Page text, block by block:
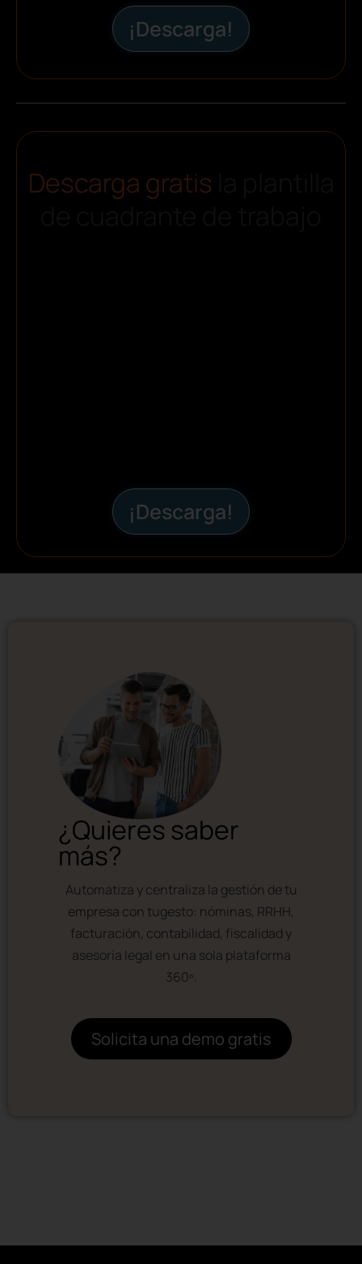
¡Descarga!
Descarga gratis
¡Descarga!
¿Quieres saber
más?
Automatiza y centraliza la gestión de tu
empresa con tugesto: nóminas, RRHH,
facturación, contabilidad, fiscalidad y
asesoría legal en una sola plataforma
360º.
Solicita una demo gratis